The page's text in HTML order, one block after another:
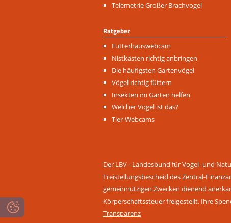
Telemetrie Großer Brachvogel
Ratgeber
Navigation
überspringen
Futterhauswebcam
Nistkästen richtig anbringen
Die häufigsten Gartenvögel
Vögel richtig füttern
Insekten im Garten helfen
Welcher Vogel ist das?
Tier-Webcams
Der LBV - Landesbund für Vogel- und
Freistellungsbescheid des Zentral-
gemeinnützigen Zwecken dienend
Körperschaftssteuer freigestellt. Ihre
Transparenz